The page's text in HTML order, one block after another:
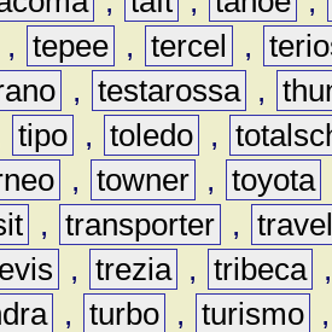
, tepee , tercel ,
, testarossa ,
tipo , toledo ,
, towner , toyota
, transporter ,
, trezia , tribeca
, turbo , turismo